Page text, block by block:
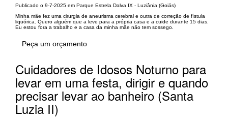
Publicado o 9-7-2025 em Parque Estrela Dalva IX - Luziânia (Goiás)
Minha mãe fez uma cirurgia de aneurisma cerebral e outra de correção de fístula
liquórica. Quero alguém que a leve para a própria casa e a cuide durante 15 dias.
Eu estou fora a trabalho e a casa da minha mãe não tem sossego.
Peça um orçamento
Cuidadores de Idosos Noturno para
levar em uma festa, dirigir e quando
precisar levar ao banheiro (Santa
Luzia II)